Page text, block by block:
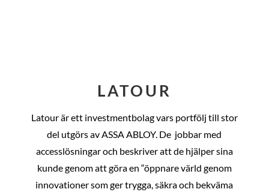
LATOUR
Latour är ett investmentbolag vars portfölj till stor
del utgörs av ASSA ABLOY. De jobbar med
accesslösningar och beskriver att de hjälper sina
kunde genom att göra en “öppnare värld genom
innovationer som ger trygga, säkra och bekväma